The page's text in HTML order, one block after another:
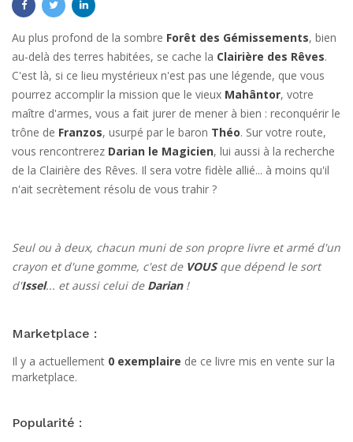
Au plus profond de la sombre Forêt des Gémissements, bien
au-delà des terres habitées, se cache la Clairière des Rêves.
C'est là, si ce lieu mystérieux n'est pas une légende, que vous
pourrez accomplir la mission que le vieux Mahântor, votre
maître d'armes, vous a fait jurer de mener à bien : reconquérir le
trône de Franzos, usurpé par le baron Théo. Sur votre route,
vous rencontrerez Darian le Magicien, lui aussi à la recherche
de la Clairière des Rêves. Il sera votre fidèle allié... à moins qu'il
n'ait secrètement résolu de vous trahir ?
Seul ou à deux, chacun muni de son propre livre et armé d'un
crayon et d'une gomme, c'est de VOUSque dépend le sort
d'Issel... et aussi celui de Darian!
Marketplace :
Il y a actuellement 0 exemplaire de ce livre mis en vente sur la
marketplace.
Popularité :